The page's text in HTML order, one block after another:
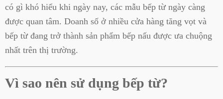
có gì khó hiểu khi ngày nay, các mẫu bếp từ ngày càng
được quan tâm. Doanh số ở nhiều cửa hàng tăng vọt và
bếp từ đang trở thành sản phẩm bếp nấu được ưa chuộng
nhất trên thị trường.
Vì sao nên sử dụng bếp từ?